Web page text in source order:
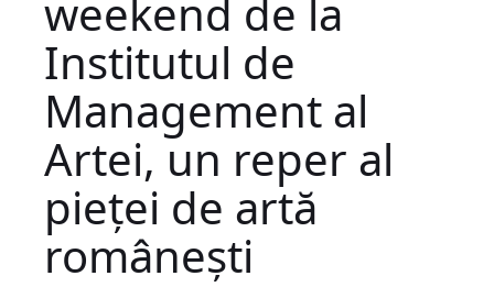
weekend de la
Institutul de
Management al
Artei, un reper al
pieţei de artă
româneşti